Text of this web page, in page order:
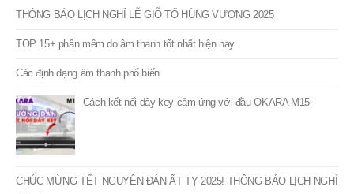
THÔNG BÁO LỊCH NGHỈ LỄ GIỖ TỔ HÙNG VƯƠNG 2025
TOP 15+ phần mềm do âm thanh tốt nhất hiện nay
Các định dạng âm thanh phổ biến
Cách kết nối dây key cảm ứng với đầu OKARA M15i
CHÚC MỪNG TẾT NGUYÊN ĐÁN ẤT TỴ 2025! THÔNG BÁO LỊCH NGHỈ